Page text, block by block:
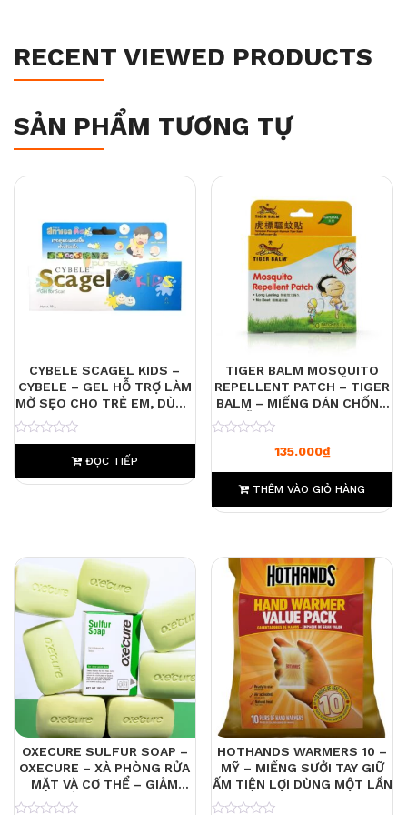
RECENT VIEWED PRODUCTS
SẢN PHẨM TƯƠNG TỰ
CYBELE SCAGEL KIDS –
CYBELE – GEL HỖ TRỢ LÀM
MỜ SẸO CHO TRẺ EM, DÙNG
ĐƯỢC CHO SẸO MỤN, BỎNG,
CÔN TRÙNG CẮN
0
ĐỌC TIẾP
TIGER BALM MOSQUITO
REPELLENT PATCH – TIGER
BALM – MIẾNG DÁN CHỐNG
MUỖI CHIẾT XUẤT THIÊN
NHIÊN – AN TOÀN CHO TRẺ
NHỎ HỘP 10 MIẾNG
135.000₫
THÊM VÀO GIỎ HÀNG
OXECURE SULFUR SOAP –
OXECURE – XÀ PHÒNG RỬA
MẶT VÀ CƠ THỂ – GIẢM
MỤN, KIỂM SOÁT DẦU, LÀM
HOTHANDS WARMERS 10 –
MỸ – MIẾNG SƯỞI TAY GIỮ
ẤM TIỆN LỢI DÙNG MỘT LẦN